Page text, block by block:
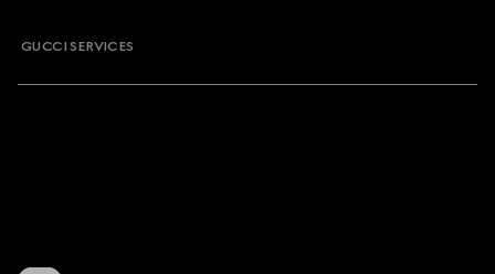
GUCCI SERVICES